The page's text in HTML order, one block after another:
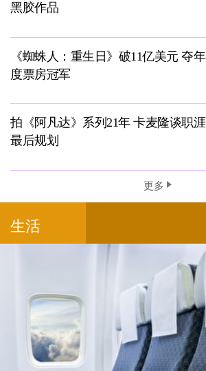
黑胶作品
《蜘蛛人：重生日》破11亿美元 夺年
度票房冠军
拍《阿凡达》系列21年 卡麦隆谈职涯
最后规划
更多
生活